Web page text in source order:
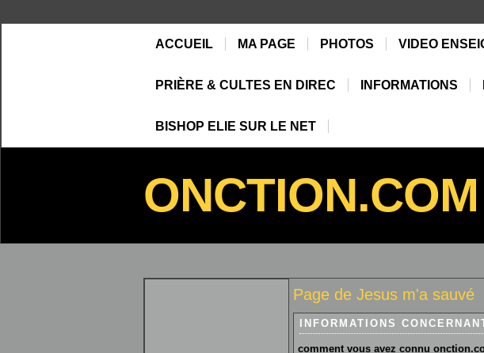
ACCUEIL MA PAGE PHOTOS VIDEO
PRIÈRE & CULTES EN DIREC INFORMATIONS
BISHOP ELIE SUR LE NET
ONCTION.COM
Page de Jesus m'a sauvé
INFORMATIONS
comment vous avez connu